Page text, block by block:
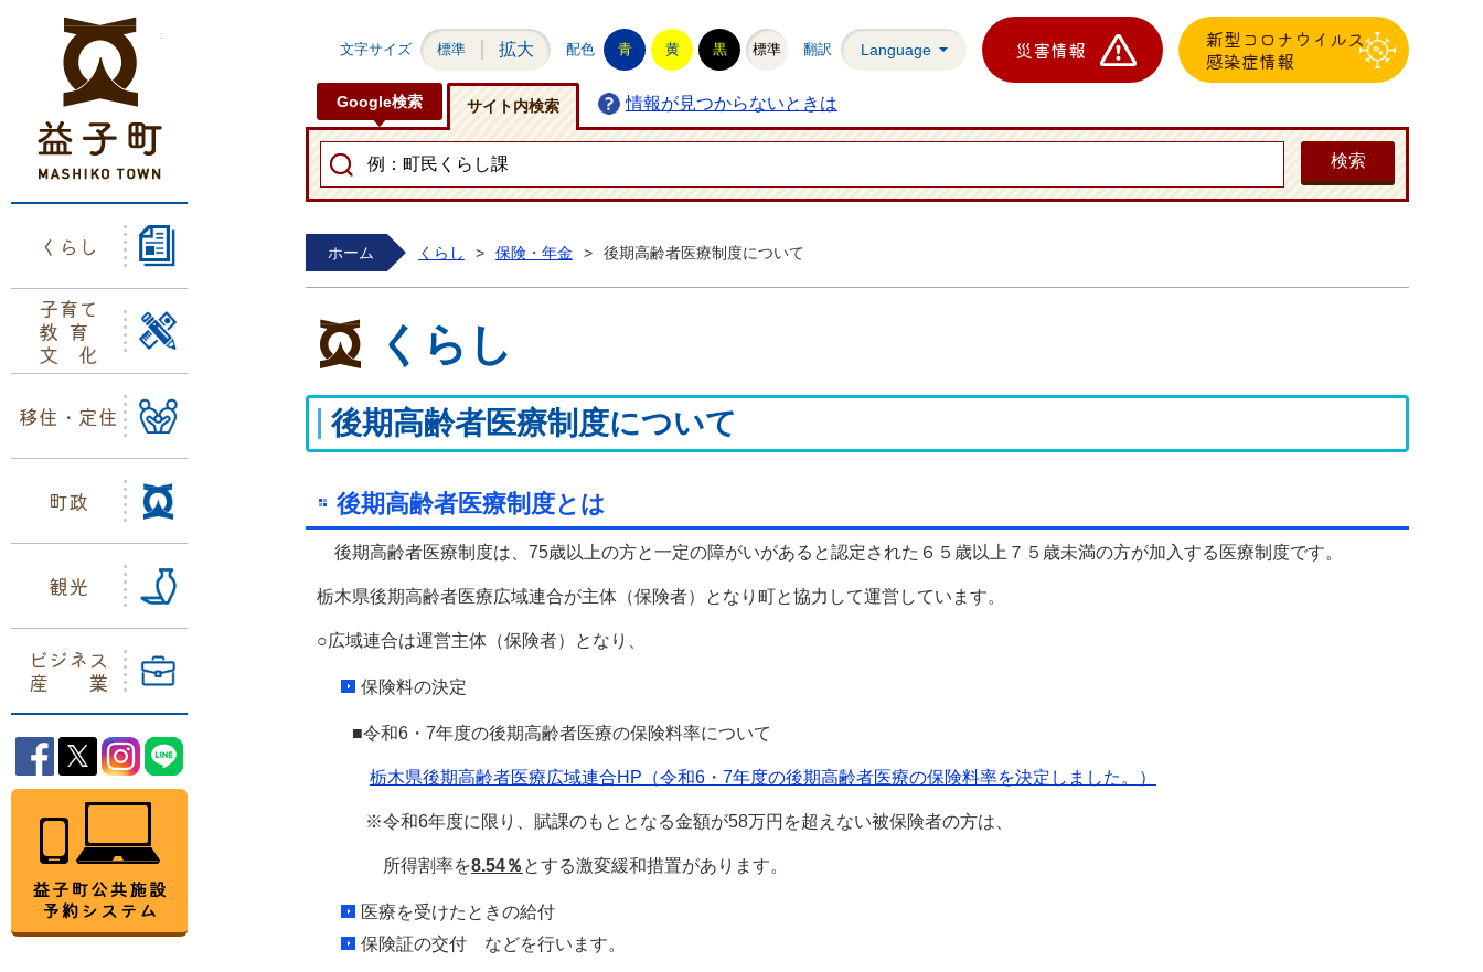
くらし
子育て
教育
文化
移住・定住
町政
観光
ビジネス
産業
益子町Facebook
益子町Twitter
益子町Instagram
文字サイズ 標準 拡大 配色 青 黄 黒 標準 翻訳 Language 災害情報
新型コロナウイルス
感染症情報
Google検索 サイト内検索 情報が見つからないときは
ホーム くらし > 保険・年金 > 後期高齢者医療制度について
くらし
後期高齢者医療制度について
後期高齢者医療制度とは
後期高齢者医療制度は、75歳以上の方と一定の障がいがあると認定された６５歳以上７５歳未満の方が加入する医療制度です。
栃木県後期高齢者医療広域連合が主体（保険者）となり町と協力して運営しています。
○広域連合は運営主体（保険者）となり、
保険料の決定
■令和6・7年度の後期高齢者医療の保険料率について
栃木県後期高齢者医療広域連合HP（令和6・7年度の後期高齢者医療の保険料率を決定しました。）
※令和6年度に限り、賦課のもととなる金額が58万円を超えない被保険者の方は、
所得割率を8.54％ とする激変緩和措置があります。
医療を受けたときの給付
保険証の交付 などを行います。